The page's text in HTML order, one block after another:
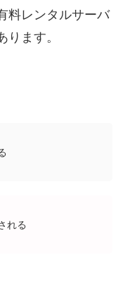
料レンタルサーバ
ます。
れる